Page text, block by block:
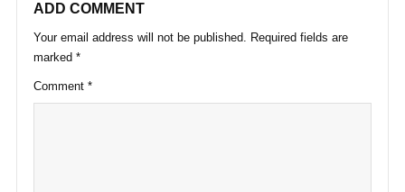
ADD COMMENT
Your email address will not be published. Required fields are
marked *
Comment *